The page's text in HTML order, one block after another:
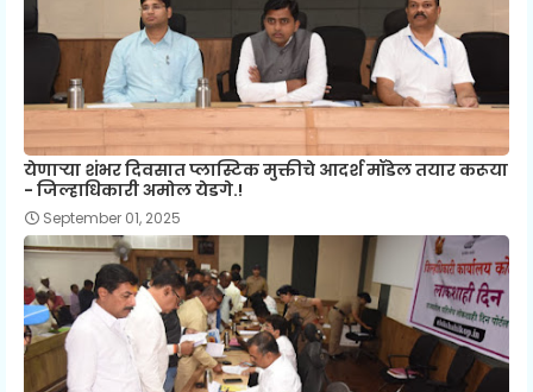
येणाऱ्या शंभर दिवसात प्लास्टिक मुक्तीचे आदर्श मॉडेल तयार करूया
- जिल्हाधिकारी अमोल येडगे.!
September 01, 2025